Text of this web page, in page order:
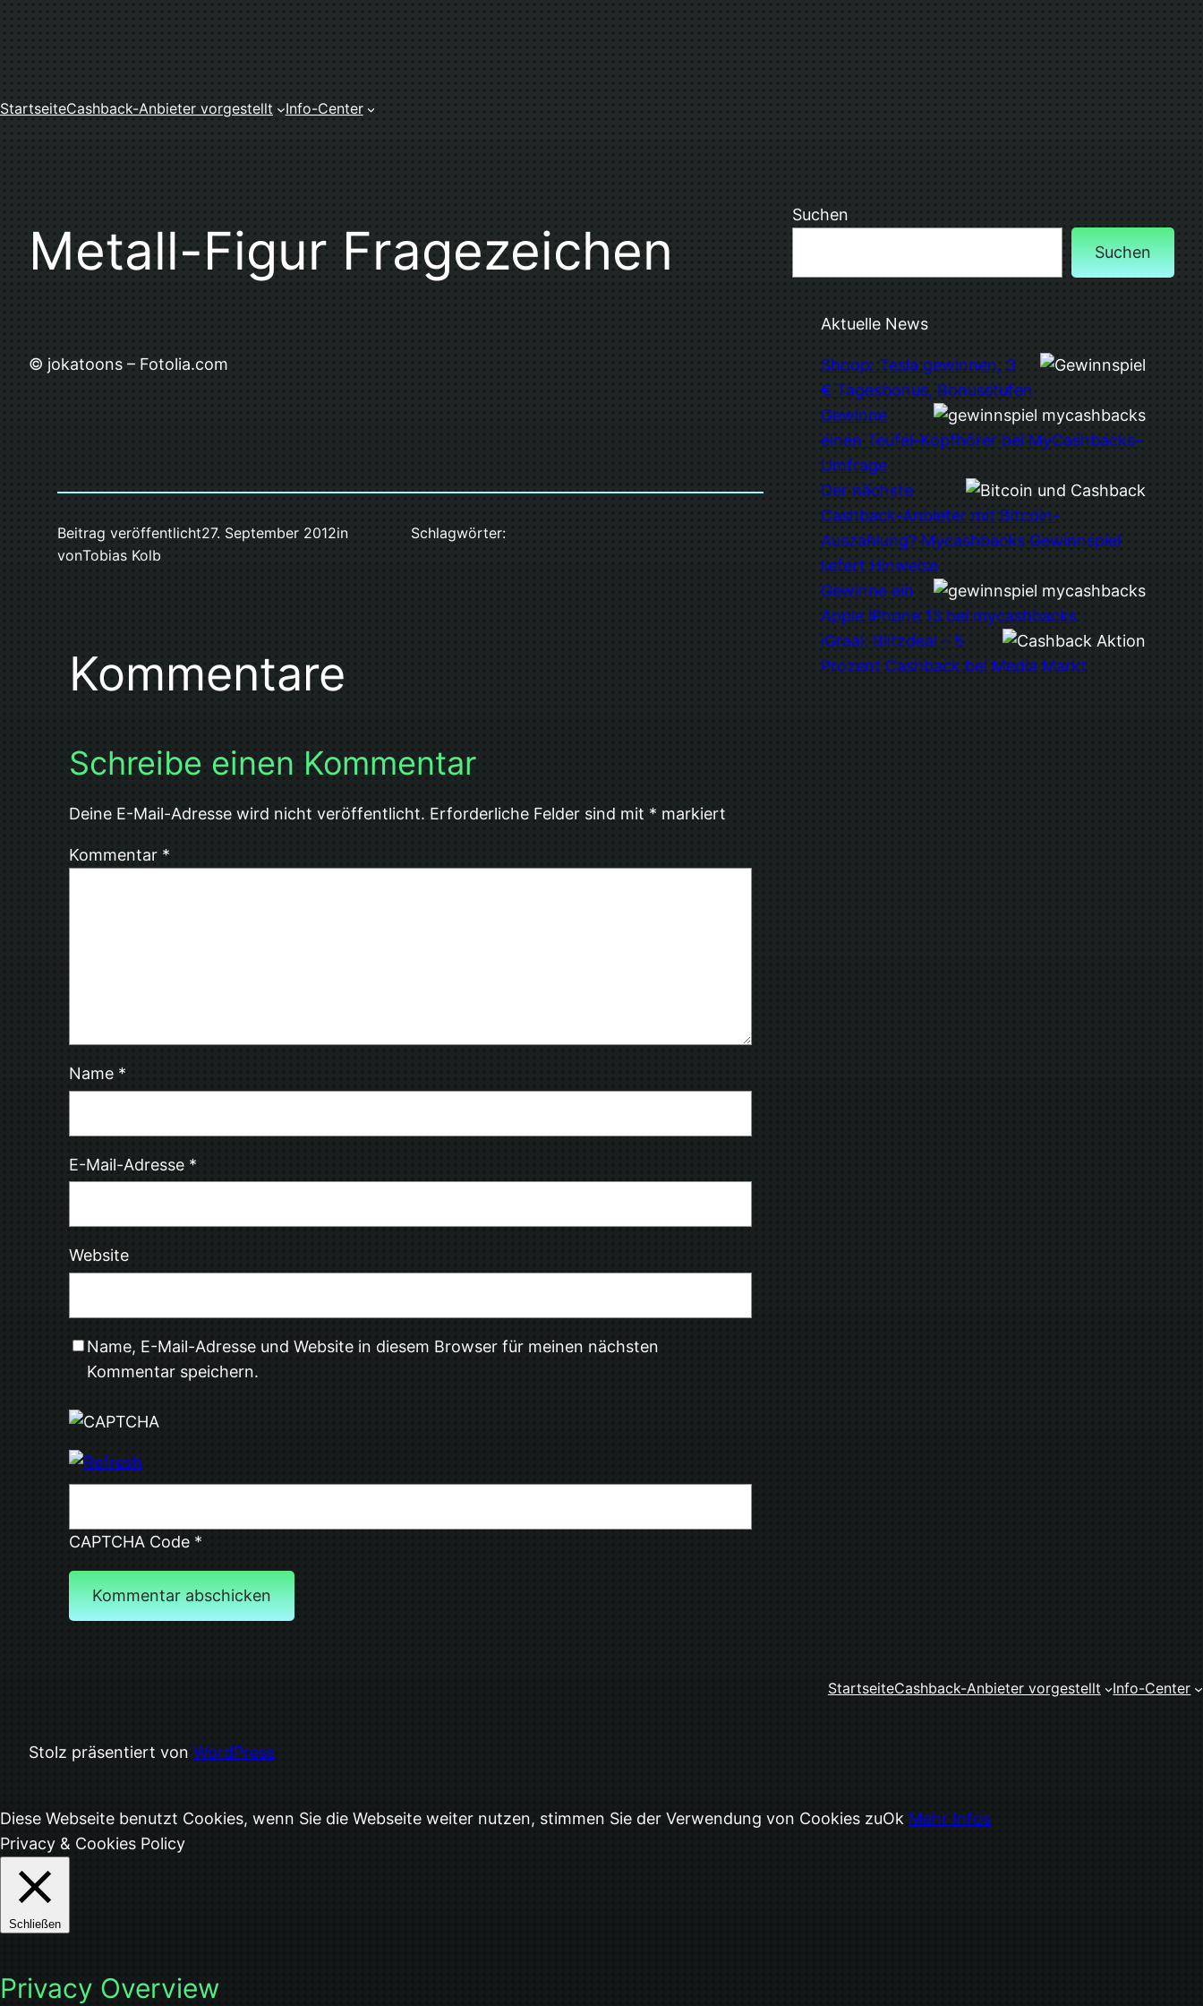
StartseiteCashback-Anbieter vorgestellt Info-Center
Metall-Figur Fragezeichen
© jokatoons – Fotolia.com
Beitrag veröffentlicht27. September 2012in
vonTobias Kolb
Schlagwörter:
Kommentare
Schreibe einen Kommentar
Deine E-Mail-Adresse wird nicht veröffentlicht. Erforderliche Felder sind mit * markiert
Kommentar *
Name *
E-Mail-Adresse *
Website
Name, E-Mail-Adresse und Website in diesem Browser für meinen nächsten
Kommentar speichern.
CAPTCHA Code *
Suchen
Suchen
Aktuelle News
Shoop: Tesla gewinnen, 3
€ Tagesbonus, Bonusstufen
Gewinne
einen Teufel-Kopfhörer bei MyCashbacks-
Umfrage
Der nächste
Cashback-Anbieter mit Bitcoin-
Auszahlung? Mycashbacks Gewinnspiel
liefert Hinweise
Gewinne ein
Apple iPhone 13 bei mycashbacks
iGraal: Blitzdeal – 5
Prozent Cashback bei Media Markt
StartseiteCashback-Anbieter vorgestellt Info-Center
Stolz präsentiert von WordPress
Diese Webseite benutzt Cookies, wenn Sie die Webseite weiter nutzen, stimmen Sie der Verwendung von Cookies zuOk Mehr Infos
Privacy & Cookies Policy
Schließen
Privacy Overview